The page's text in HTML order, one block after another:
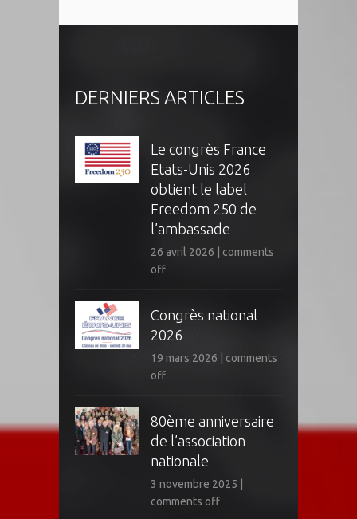
DERNIERS ARTICLES
Le congrès France
Etats-Unis 2026
obtient le label
Freedom 250 de
l’ambassade
26 avril 2026
comments
off
Congrès national
2026
19 mars 2026
comments
off
80ème anniversaire
de l’association
nationale
3 novembre 2025
comments off